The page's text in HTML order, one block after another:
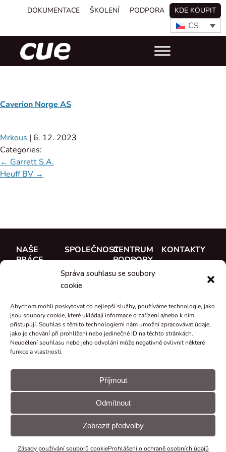
Správa souhlasu se soubory
cookie
Abychom mohli poskytovat co nejlepší služby, používáme technologie, jako
jsou soubory cookie, které ukládají informace o zařízení a/nebo k nim
přistupují. Souhlas s těmito technologiemi nám umožní zpracovávat údaje,
jako je chování při prohlížení nebo jedinečné ID na těchto stránkách.
Neudělení souhlasu nebo jeho odvolání může negativně ovlivnit některé
funkce a vlastnosti.
Příjmout
Odmítnout
Zobrazit předvolby
Zásady používání souborů cookieProhlášení o ochraně osobních údajů
DOKUMENTACE ŠKOLENÍ PODPORA KDE KOUPIT
CS
Caverion Norge AS
Mrkous | 6. 12. 2023
Categories:
← Garrett S.A.
Heuff BV →
NAŠE
PRÁCE
Reference
Co je nového
SPOLEČNOST
Seznamte se
Kariéra
Certifikáty a
prohlášení
a recyklace
Granty a
CENTRUM
PODPORY
Dokumentace
Podpora
KONTAKTY
© CUE, a.s.
Všechna práva
vyhrazena
Předvolby Prohlášení